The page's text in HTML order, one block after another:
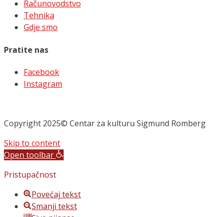
Računovodstvo
Tehnika
Gdje smo
Pratite nas
Facebook
Instagram
Copyright 2025© Centar za kulturu Sigmund Romberg
Skip to content
Open toolbar
Pristupačnost
Povećaj tekst
Smanji tekst